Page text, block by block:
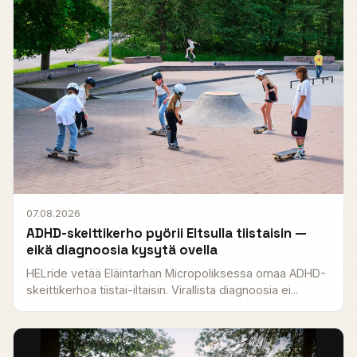
07.08.2026
ADHD-skeittikerho pyörii Eltsulla tiistaisin —
eikä diagnoosia kysytä ovella
HELride vetää Eläintarhan Micropoliksessa omaa ADHD-
skeittikerhoa tiistai-iltaisin. Virallista diagnoosia ei...